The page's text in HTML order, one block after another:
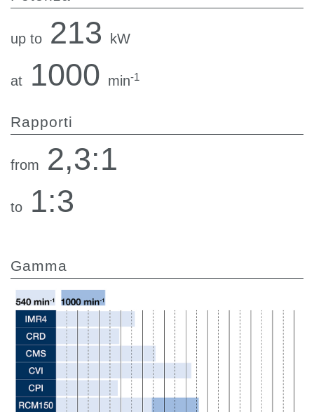
up to 213 kW
at 1000 min-1
Rapporti
from 2,3:1
to 1:3
Gamma